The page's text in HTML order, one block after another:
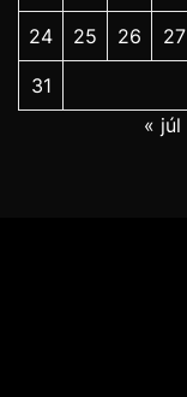
24 25 26 27
31
« júl